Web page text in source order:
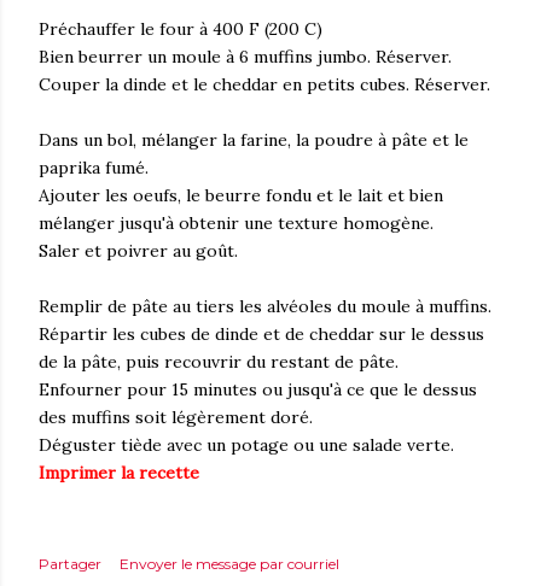
Préchauffer le four à 400 F (200 C)
Bien beurrer un moule à 6 muffins jumbo. Réserver.
Couper la dinde et le cheddar en petits cubes. Réserver.
Dans un bol, mélanger la farine, la poudre à pâte et le
paprika fumé.
Ajouter les oeufs, le beurre fondu et le lait et bien
mélanger jusqu'à obtenir une texture homogène.
Saler et poivrer au goût.
Remplir de pâte au tiers les alvéoles du moule à muffins.
Répartir les cubes de dinde et de cheddar sur le dessus
de la pâte, puis recouvrir du restant de pâte.
Enfourner pour 15 minutes ou jusqu'à ce que le dessus
des muffins soit légèrement doré.
Déguster tiède avec un potage ou une salade verte.
Imprimer la recette
Partager
Envoyer le message par courriel